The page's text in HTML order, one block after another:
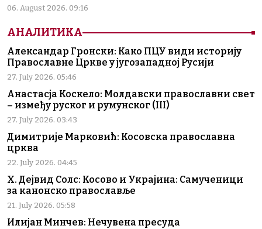
06. August 2026. 09:16
АНАЛИТИКА
Александар Гронски: Како ПЦУ види историју
Православне Цркве у југозападној Русији
27. July 2026. 05:46
Анастасја Коскело: Молдавски православни свет
– између руског и румунског (III)
27. July 2026. 03:43
Димитрије Марковић: Косовска православна
црква
22. July 2026. 04:45
Х. Дејвид Солс: Косово и Украјина: Самученици
за канонско православље
21. July 2026. 05:58
Илијан Минчев: Нечувена пресуда